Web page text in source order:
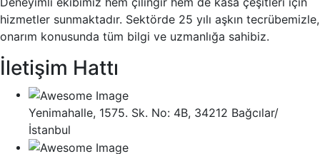
hizmetler sunmaktadır. Sektörde 25 yılı aşkın tecrübemizle,
onarım konusunda tüm bilgi ve uzmanlığa sahibiz.
İletişim Hattı
Yenimahalle, 1575. Sk. No: 4B, 34212 Bağcılar/
İstanbul